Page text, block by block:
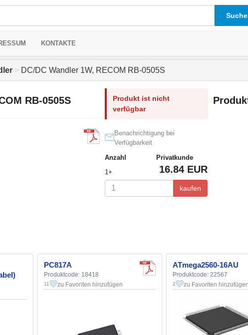
KONTAKTE
> DC/DC Wandler 1W, RECOM RB-0505S
RB-0505S
Produkt ist nicht
verfügbar
Benachrichtigung bei
Verfügbarkeit
Anzahl
Privatkunde
1+
16.84 EUR
kaufen
PC817A
Produktcode: 18418
11 zu Favoriten hinzufügen
ATmega2560-16AU
Produktcode: 22567
2 zu Favoriten hinzufügen